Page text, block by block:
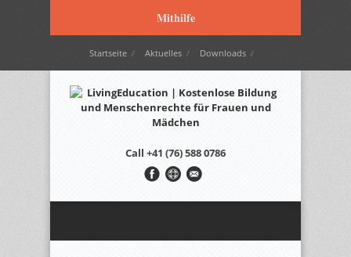
Mithilfe
Startseite Aktuelles Downloads
Wir werden unterstützt durch… Kontakt Italiano
Français English
Call +41 (76) 588 0786